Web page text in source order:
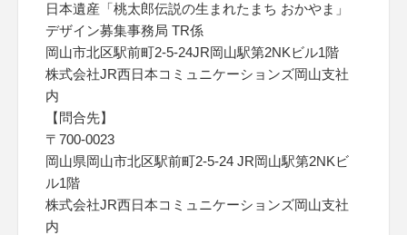
日本遺産「桃太郎伝説の生まれたまち おかやま」
デザイン募集事務局 TR係
岡山市北区駅前町2-5-24JR岡山駅第2NKビル1階
株式会社JR西日本コミュニケーションズ岡山支社
内
【問合先】
〒700-0023
岡山県岡山市北区駅前町2-5-24 JR岡山駅第2NKビ
ル1階
株式会社JR西日本コミュニケーションズ岡山支社
内